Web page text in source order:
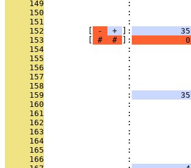
     149
:
     150
:
     151
:
     152
- + ]:
     153
# # ]:
     154
:
     155
:
     156
:
     157
:
     158
:
     159
                 :
     160
:
     161
:
     162
:
     163
:
     164
:
     165
:
     166
: